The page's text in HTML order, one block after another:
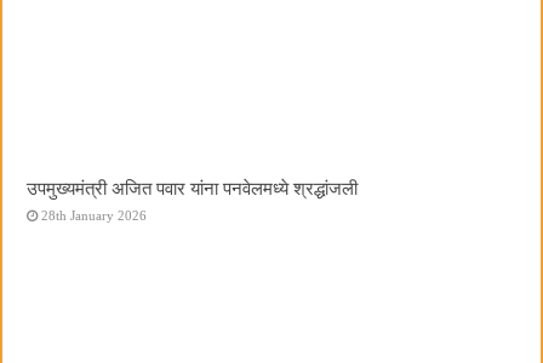
उपमुख्यमंत्री अजित पवार यांना पनवेलमध्ये श्रद्धांजली
28th January 2026